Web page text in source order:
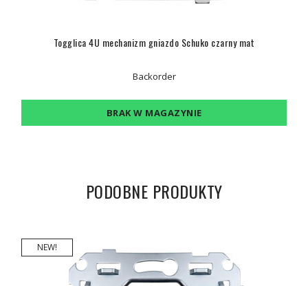
Togglica 4U mechanizm gniazdo Schuko czarny mat
Backorder
BRAK W MAGAZYNIE
PODOBNE PRODUKTY
NEW!